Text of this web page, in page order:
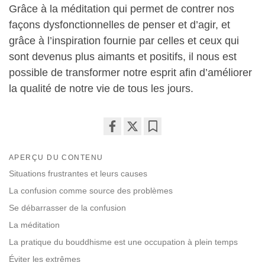
Grâce à la méditation qui permet de contrer nos
façons dysfonctionnelles de penser et d’agir, et
grâce à l’inspiration fournie par celles et ceux qui
sont devenus plus aimants et positifs, il nous est
possible de transformer notre esprit afin d’améliorer
la qualité de notre vie de tous les jours.
APERÇU DU CONTENU
Situations frustrantes et leurs causes
La confusion comme source des problèmes
Se débarrasser de la confusion
La méditation
La pratique du bouddhisme est une occupation à plein temps
Éviter les extrêmes